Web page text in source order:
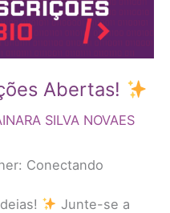
Abertas!
SILVA NOVAES
Conectando
Junte-se a